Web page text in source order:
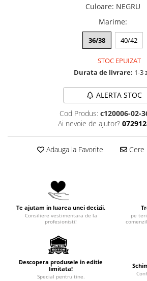
Culoare: NEGRU
Marime:
36/38 40/42
STOC EPUIZAT
Durata de livrare: 1-3
ALERTA STOC
Cod Produs: c120006-02-
Ai nevoie de ajutor?
Adauga la Favorite Cere
Te ajutam in luarea unei decizii.
Consiliere vestimentara de la
profesionisti!
pe
Descopera produsele in editie
limitata!
Special pentru tine.